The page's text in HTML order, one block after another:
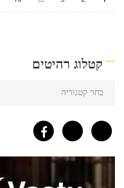
קטלוג רהיטים